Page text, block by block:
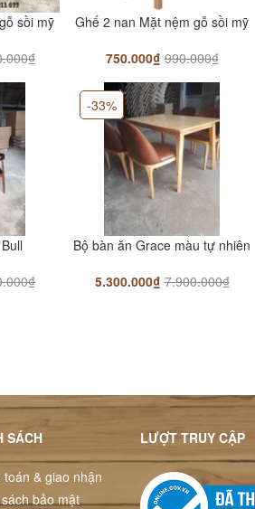
sồi mỹ
Ghế 2 nan Mặt nệm gỗ sồi mỹ
750.000₫ 990.000₫
Bộ bàn ăn Grace màu tự nhiên
5.300.000₫ 7.900.000₫
-33%
SÁCH
toán & giao nhận
bảo mật
LƯỢT TRUY CẬP